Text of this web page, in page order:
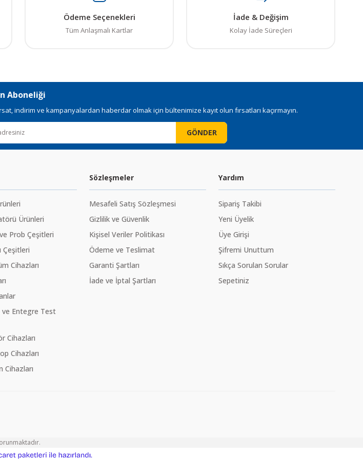
Ödeme Seçenekleri
Tüm Anlaşmalı Kartlar
İade & Değişim
Kolay İade Süreçleri
Aboneliği
indirim ve kampanyalardan haberdar olmak için bültenimize kayıt olun fırsatları kaçırmayın.
GÖNDER
Ürünleri
Prob Çeşitleri
Çeşitleri
Cihazları
Entegre Test
Cihazları
Cihazları
Cihazları
Sözleşmeler
Mesafeli Satış Sözleşmesi
Gizlilik ve Güvenlik
Kişisel Veriler Politikası
Ödeme ve Teslimat
Garanti Şartları
İade ve İptal Şartları
Yardım
Sipariş Takibi
Yeni Üyelik
Üye Girişi
Şifremi Unuttum
Sıkça Sorulan Sorular
Sepetiniz
e-